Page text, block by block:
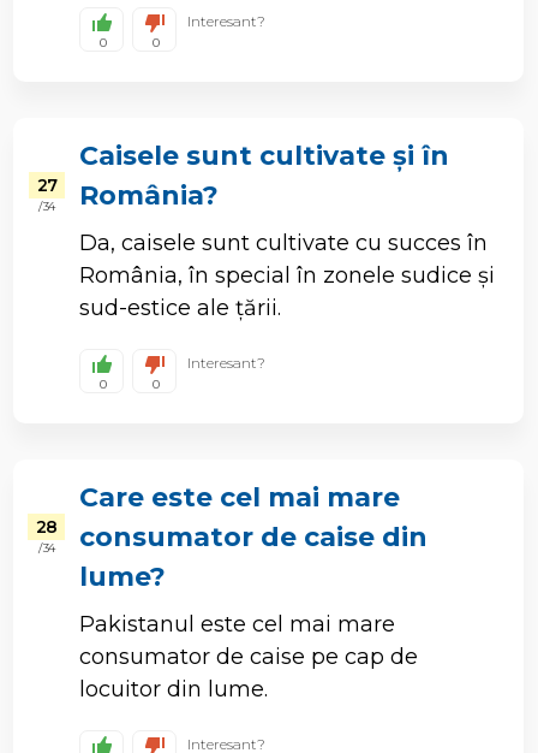
0 0
Interesant?
27
/ 34
Caisele sunt cultivate și în
România?
Da, caisele sunt cultivate cu succes în
România, în special în zonele sudice și
sud-estice ale țării.
0 0
Interesant?
28
/ 34
Care este cel mai mare
consumator de caise din
lume?
Pakistanul este cel mai mare
consumator de caise pe cap de
locuitor din lume.
Interesant?